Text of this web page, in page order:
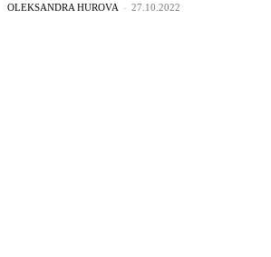
OLEKSANDRA HUROVA - 27.10.2022